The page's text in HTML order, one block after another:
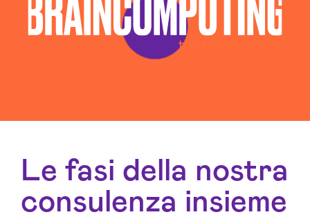
Le fasi della nostra
consulenza insieme